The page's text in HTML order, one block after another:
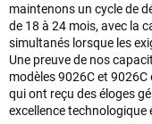
maintenons un cycle de
de 18 à 24 mois, avec la
simultanés lorsque les
Une preuve de nos
modèles 9026C et
qui ont reçu des éloges
excellence technologique